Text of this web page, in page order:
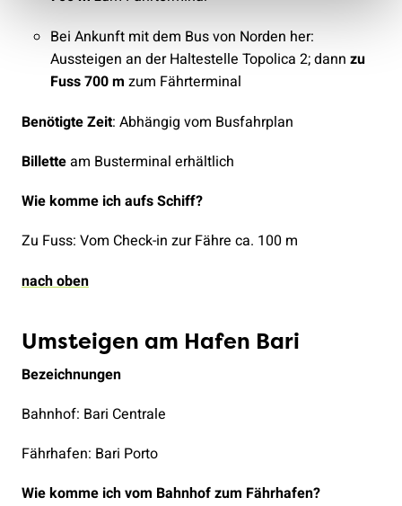
Bei Ankunft mit dem Bus von Norden her:
Aussteigen an der Haltestelle Topolica 2; dann zu
Fuss 700 m zum Fährterminal
Benötigte Zeit: Abhängig vom Busfahrplan
Billetteam Busterminal erhältlich
Wie komme ich aufs Schiff?
Zu Fuss: Vom Check-in zur Fähre ca. 100 m
nach oben
Umsteigen am Hafen Bari
Bezeichnungen
Bahnhof: Bari Centrale
Fährhafen: Bari Porto
Wie komme ich vom Bahnhof zum Fährhafen?